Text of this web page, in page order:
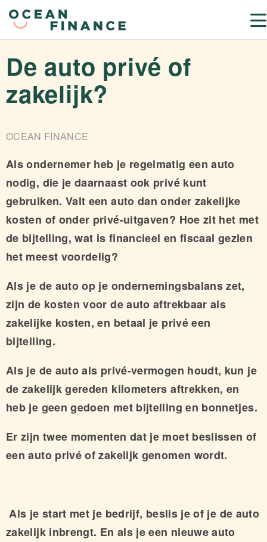
De auto privé of
zakelijk?
OCEAN FINANCE
Als ondernemer heb je regelmatig een auto
nodig, die je daarnaast ook privé kunt
gebruiken. Valt een auto dan onder zakelijke
kosten of onder privé-uitgaven? Hoe zit het met
de bijtelling, wat is financieel en fiscaal gezien
het meest voordelig?
Als je de auto op je ondernemingsbalans zet,
zijn de kosten voor de auto aftrekbaar als
zakelijke kosten, en betaal je privé een
bijtelling.
Als je de auto als privé-vermogen houdt, kun je
de zakelijk gereden kilometers aftrekken, en
heb je geen gedoen met bijtelling en bonnetjes.
Er zijn twee momenten dat je moet beslissen of
een auto privé of zakelijk genomen wordt.
Als je start met je bedrijf, beslis je of je de auto
zakelijk inbrengt. En als je een nieuwe auto